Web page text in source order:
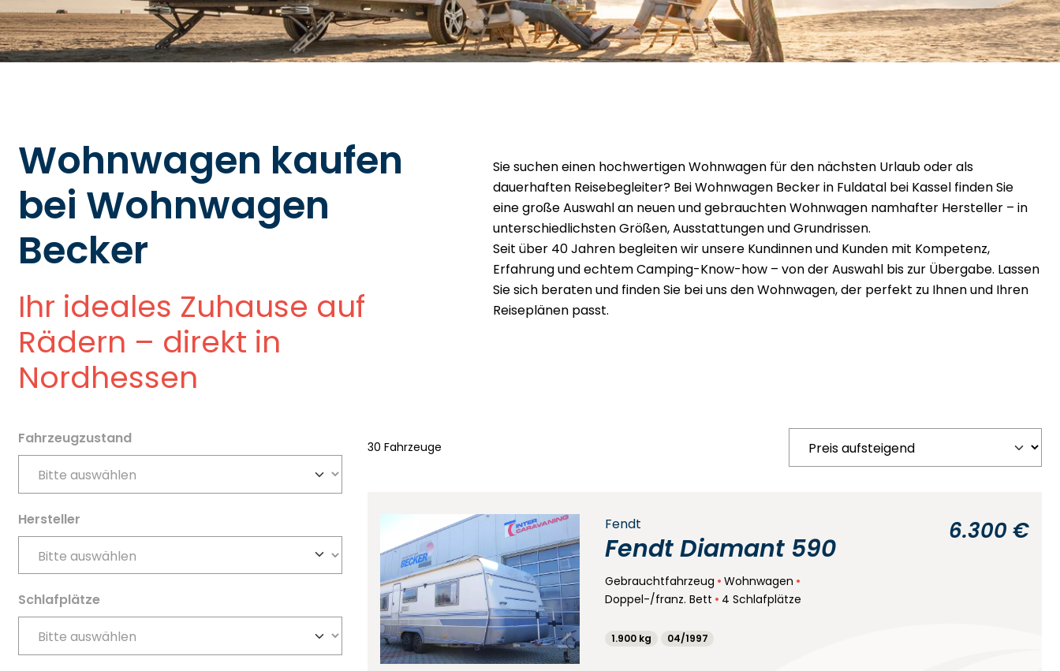
Wohnwagen kaufen
bei Wohnwagen
Becker
Ihr ideales Zuhause auf
Rädern – direkt in
Nordhessen
Sie suchen einen hochwertigen Wohnwagen für den nächsten Urlaub oder als
dauerhaften Reisebegleiter? Bei Wohnwagen Becker in Fuldatal bei Kassel finden Sie
eine große Auswahl an neuen und gebrauchten Wohnwagen namhafter Hersteller – in
unterschiedlichsten Größen, Ausstattungen und Grundrissen.
Seit über 40 Jahren begleiten wir unsere Kundinnen und Kunden mit Kompetenz,
Erfahrung und echtem Camping-Know-how – von der Auswahl bis zur Übergabe. Lassen
Sie sich beraten und finden Sie bei uns den Wohnwagen, der perfekt zu Ihnen und Ihren
Reiseplänen passt.
Fahrzeugzustand
Hersteller
Schlafplätze
30 Fahrzeuge
Fendt
Fendt Diamant 590
Gebrauchtfahrzeug
Wohnwagen
Doppel-/franz. Bett
4 Schlafplätze
6.300 €
1.900 kg 04/1997